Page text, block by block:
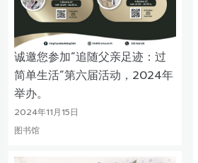
诚邀您参加“追随父亲足迹：过
简单生活”第六届活动，2024年
举办。
2024年11月15日
图书馆